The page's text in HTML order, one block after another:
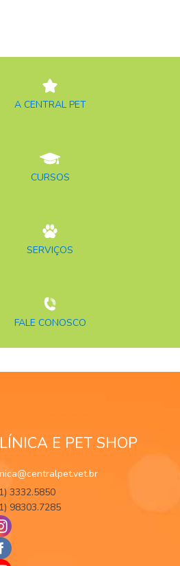
A CENTRAL PET
CURSOS
SERVIÇOS
FALE CONOSCO
E PET SHOP
3332.5850
98303.7285